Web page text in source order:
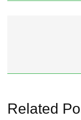
Related